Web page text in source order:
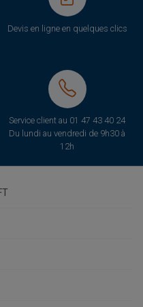
Devis en ligne en quelques clics
Service client au 01 47 43 40 24
Du lundi au vendredi de 9h30 à
12h